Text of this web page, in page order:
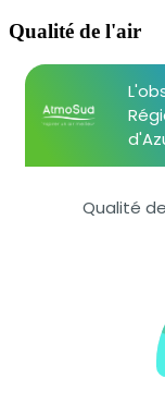
Qualité de l'air